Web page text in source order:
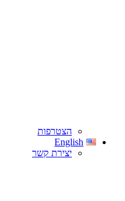
הצטרפות
English
יצירת קשר